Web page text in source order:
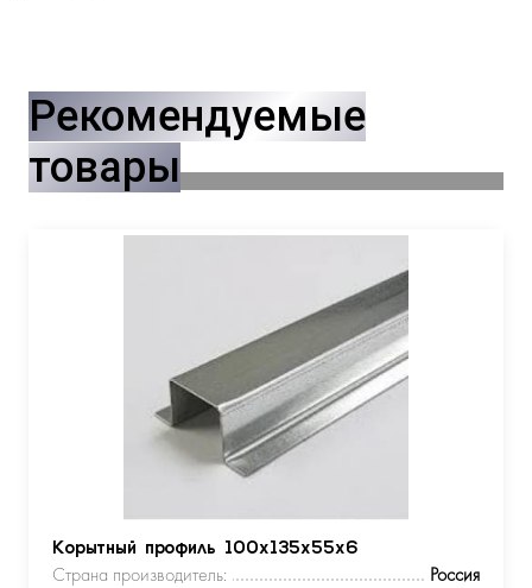
Рекомендуемые
товары
Корытный профиль 100х135х55х6
Страна производитель:
Россия